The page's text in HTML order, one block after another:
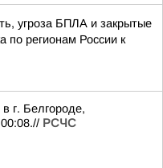
угроза БПЛА и закрытые
по регионам России к
Белгороде,
РСЧС